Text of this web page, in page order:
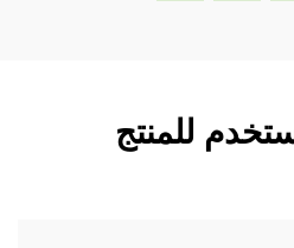
للمنتج